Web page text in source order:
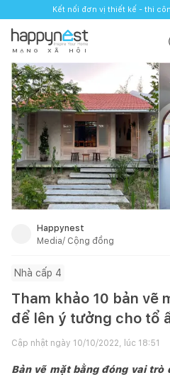
Kết nối đơn vị thiết kế - thi
M Ạ N G X Ã H Ộ I
Happynest
Media/ Cộng đồng
Nhà cấp 4
Tham khảo 10 bản vẽ
để lên ý tưởng cho tổ
Cập nhật ngày 10/10/2022, lúc 18:51
Bản vẽ mặt bằng đóng vai trò